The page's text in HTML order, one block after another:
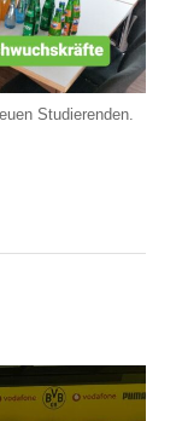
Studierenden.